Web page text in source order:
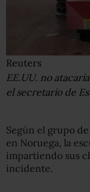
Reuters
EE.UU. no
el secretario de
Según el grupo
en Noruega, la
impartiendo sus
incidente.